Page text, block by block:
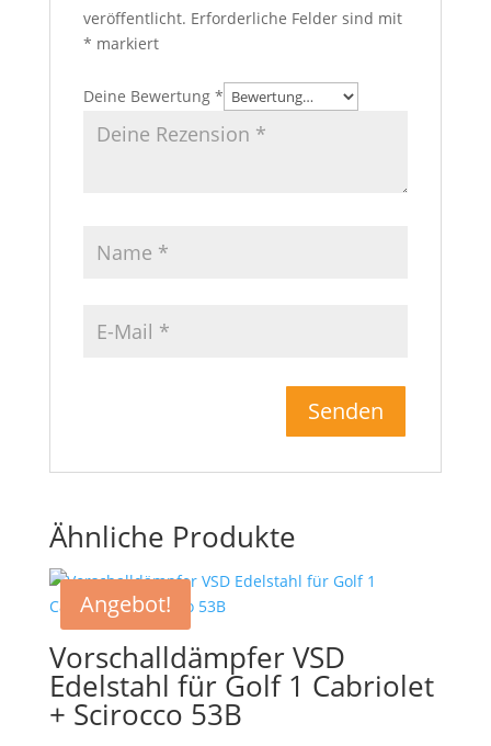
veröffentlicht. Erforderliche Felder sind mit
* markiert
Deine Bewertung *
Ähnliche Produkte
Angebot!
Vorschalldämpfer VSD
Edelstahl für Golf 1 Cabriolet
+ Scirocco 53B